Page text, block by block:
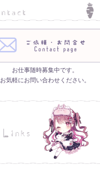
お仕事随時募集中です。
お気軽にお問い合わせください。